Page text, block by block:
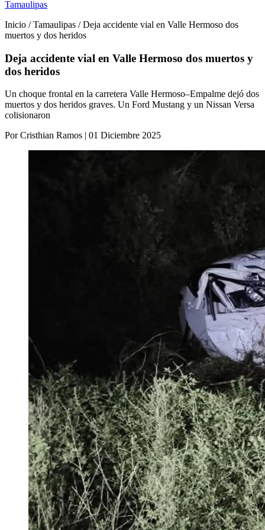
Tamaulipas
Inicio / Tamaulipas / Deja accidente vial en Valle Hermoso dos
muertos y dos heridos
Deja accidente vial en Valle Hermoso dos muertos y
dos heridos
Un choque frontal en la carretera Valle Hermoso–Empalme dejó dos
muertos y dos heridos graves. Un Ford Mustang y un Nissan Versa
colisionaron
Por Cristhian Ramos | 01 Diciembre 2025